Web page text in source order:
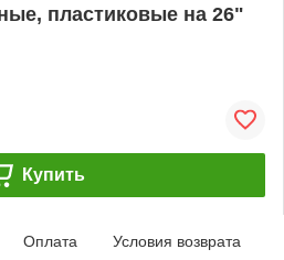
пластиковые на 26"
Купить
Оплата Условия возврата